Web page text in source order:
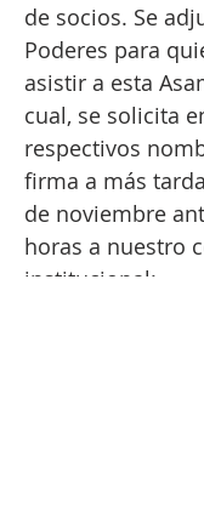
de socios. Se
Poderes para
asistir a esta
cual, se solicita
respectivos
firma a más
de noviembre
horas a nuestro
institucional: